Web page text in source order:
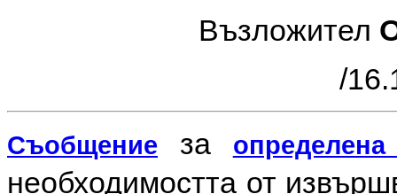
Възложител
/
Съобщение за
необходимостта от